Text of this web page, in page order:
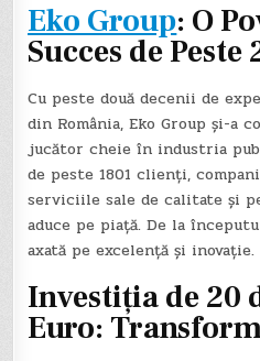
Eko Group: O
Succes de Peste
Cu peste două decenii de
din România, Eko Group și-a
jucător cheie în industria
de peste 1801 clienți,
serviciile sale de calitate și
aduce pe piață. De la
axată pe excelență și inovație.
Investiția de 20
Euro: